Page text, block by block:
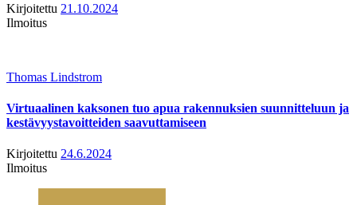
Kirjoitettu 21.10.2024
Ilmoitus
Thomas Lindstrom
Virtuaalinen kaksonen tuo apua rakennuksien suunnitteluun ja
kestävyystavoitteiden saavuttamiseen
Kirjoitettu 24.6.2024
Ilmoitus